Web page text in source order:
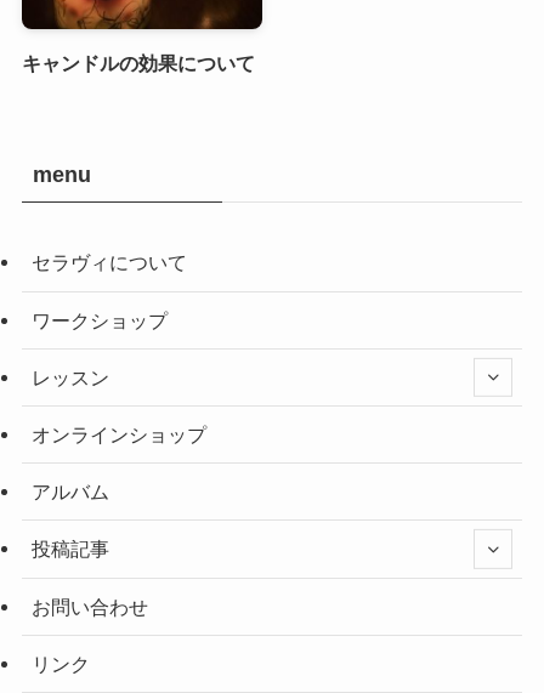
キャンドルの効果について
menu
セラヴィについて
ワークショップ
レッスン
オンラインショップ
アルバム
投稿記事
お問い合わせ
リンク